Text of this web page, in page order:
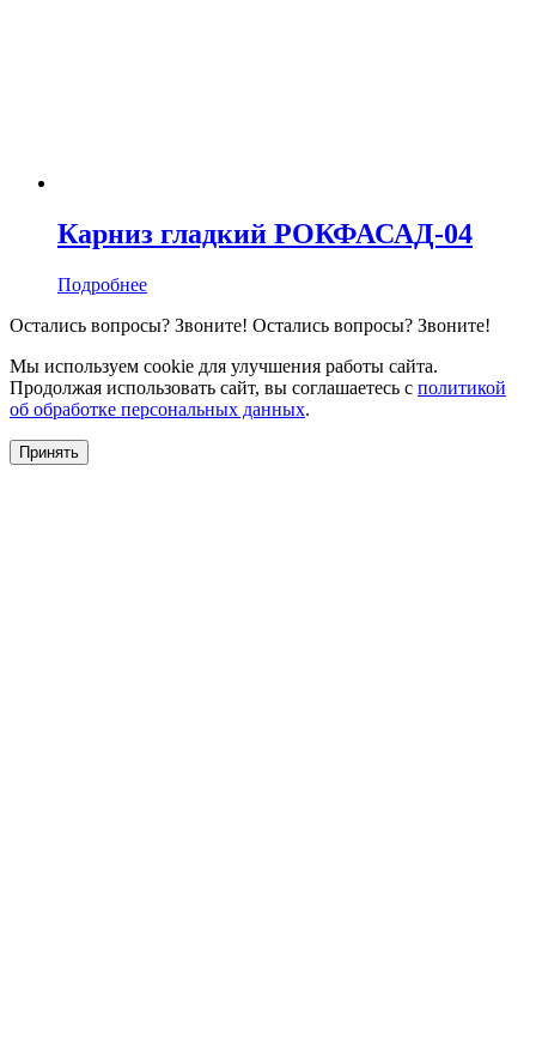
Карниз гладкий РОКФАСАД-04
Подробнее
Остались вопросы? Звоните! Остались вопросы? Звоните!
Мы используем cookie для улучшения работы сайта.
Продолжая использовать сайт, вы соглашаетесь с политикой
об обработке персональных данных.
Принять